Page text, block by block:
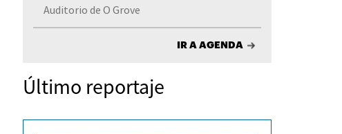
Auditorio de O Grove
IR A AGENDA
Último reportaje